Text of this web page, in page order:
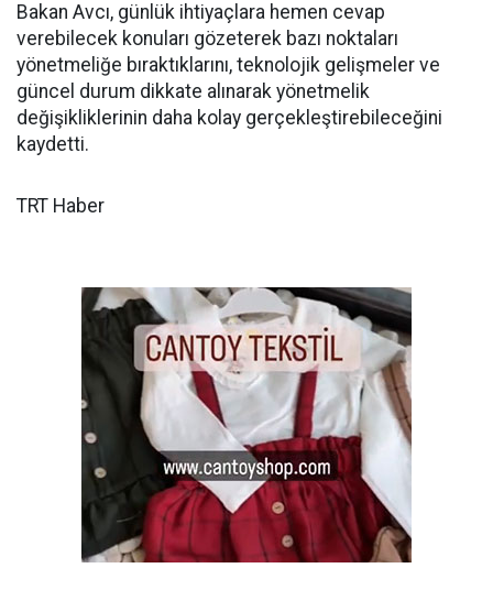
Bakan Avcı, günlük ihtiyaçlara hemen cevap
verebilecek konuları gözeterek bazı noktaları
yönetmeliğe bıraktıklarını, teknolojik gelişmeler ve
güncel durum dikkate alınarak yönetmelik
değişikliklerinin daha kolay gerçekleştirebileceğini
kaydetti.
TRT Haber